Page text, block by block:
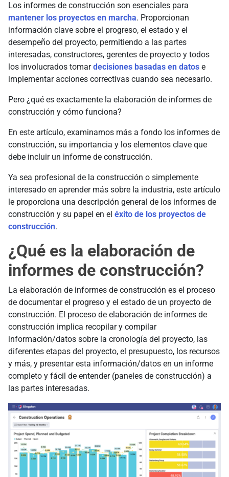
Los informes de construcción son esenciales para
mantener los proyectos en marcha. Proporcionan
información clave sobre el progreso, el estado y el
desempeño del proyecto, permitiendo a las partes
interesadas, constructores, gerentes de proyecto y todos
los involucrados tomardecisiones basadas en datos e
implementar acciones correctivas cuando sea necesario.
Pero ¿qué es exactamente la elaboración de informes de
construcción y cómo funciona?
En este artículo, examinamos más a fondo los informes de
construcción, su importancia y los elementos clave que
debe incluir un informe de construcción.
Ya sea profesional de la construcción o simplemente
interesado en aprender más sobre la industria, este artículo
le proporciona una descripción general de los informes de
construcción y su papel en el éxito de los proyectos de
construcción.
¿Qué es la elaboración de
informes de construcción?
La elaboración de informes de construcción es el proceso
de documentar el progreso y el estado de un proyecto de
construcción. El proceso de elaboración de informes de
construcción implica recopilar y compilar
información/datos sobre la cronología del proyecto, las
diferentes etapas del proyecto, el presupuesto, los recursos
y más, y presentar esta información/datos en un informe
completo y fácil de entender (paneles de construcción) a
las partes interesadas.